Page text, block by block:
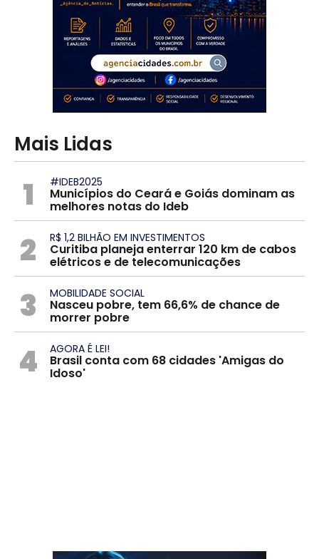
Mais Lidas
1 #IDEB2025
Municípios do Ceará e Goiás dominam as
melhores notas do Ideb
2 R$ 1,2 BILHÃO EM INVESTIMENTOS
Curitiba planeja enterrar 120 km de cabos
elétricos e de telecomunicações
3 MOBILIDADE SOCIAL
Nasceu pobre, tem 66,6% de chance de
morrer pobre
4 AGORA É LEI!
Brasil conta com 68 cidades 'Amigas do
Idoso'